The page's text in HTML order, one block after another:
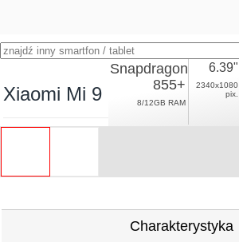
Xiaomi Mi 9 Pro
Snapdragon
855+
8/12GB RAM
6.39"
2340x1080
pix.
Charakterystyka